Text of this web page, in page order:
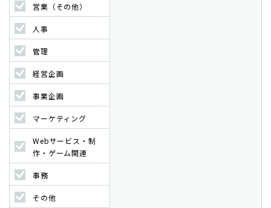
営業（その他）
人事
管理
経営企画
事業企画
マーケティング
Webサービス・制
作・ゲーム関連
事務
その他